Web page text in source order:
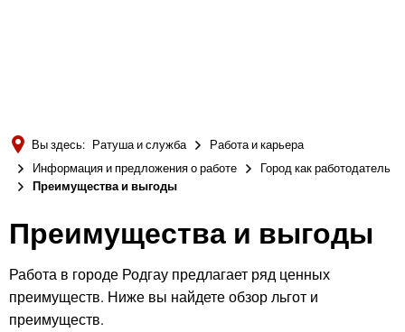
Вы здесь: Ратуша и служба
Работа и карьера
Информация и предложения о работе
Город как работодатель
Преимущества и выгоды
Преимущества и выгоды
Работа в городе Родгау предлагает ряд ценных
преимуществ. Ниже вы найдете обзор льгот и
преимуществ.